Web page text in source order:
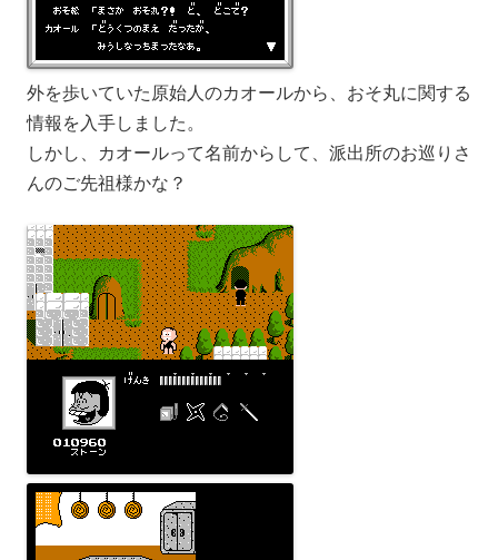
外を歩いていた原始人のカオールから、おそ丸に関する
情報を入手しました。
しかし、カオールって名前からして、派出所のお巡りさ
んのご先祖様かな？